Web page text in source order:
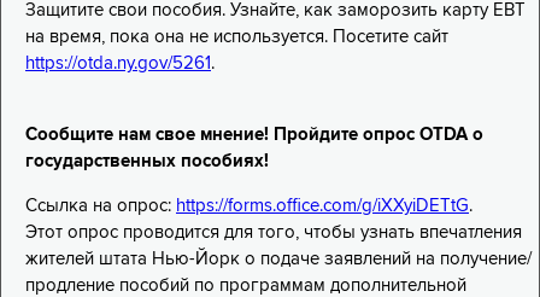
Защитите свои пособия. Узнайте, как заморозить карту EBT
на время, пока она не используется. Посетите сайт
https://otda.ny.gov/5261 .
Сообщите нам свое мнение! Пройдите опрос OTDA о
государственных пособиях!
Ссылка на опрос: https://forms.office.com/g/iXXyiDETtG.
Этот опрос проводится для того, чтобы узнать впечатления
жителей штата Нью-Йорк о подаче заявлений на получение/
продление пособий по программам дополнительной